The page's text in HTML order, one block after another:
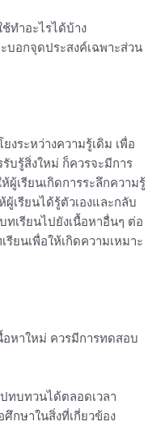
ทำอะไรได้บ้าง
บอกจุดประสงค์เฉพาะส่วน
ระหว่างความรู้เดิม เพื่อ
บรู้สิ่งใหม่ ก็ควรจะมีการ
ผู้เรียนเกิดการระลึกความรู้
เรียนได้รู้ตัวเองและกลับ
เรียนไปยังเนื้อหาอื่นๆ ต่อ
ยนเพื่อให้เกิดความเหมาะ
อหาใหม่ ควรมีการทดสอบ
ทบทวนได้ตลอดเวลา
กษาในสิ่งที่เกี่ยวข้อง